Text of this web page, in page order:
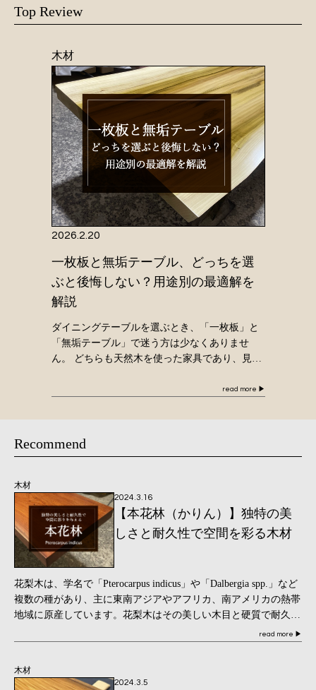
Top Review
木材
2026.2.20
一枚板と無垢テーブル、どっちを選
ぶと後悔しない？用途別の最適解を
解説
ダイニングテーブルを選ぶとき、「一枚板」と
「無垢テーブル」で迷う方は少なくありませ
ん。 どちらも天然木を使った家具であり、見た
感、そして時間が経ったときの満足感には違い
read more ▶
Recommend
木材
2024.3.16
【本花林（かりん）】独特の美
しさと耐久性で空間を彩る木材
花梨木は、学名で「Pterocarpus indicus」や「Dalbergia spp.」など
複数の種があり、主に東南アジアやアフリカ、南アメリカの熱帯
地域に原産しています。花梨木はその美しい木目と硬質で耐久性
read more ▶
木材
2024.3.5